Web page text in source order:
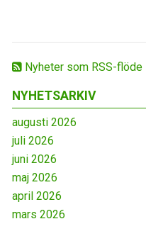
Nyheter som RSS-flöde
NYHETSARKIV
augusti 2026
juli 2026
juni 2026
maj 2026
april 2026
mars 2026